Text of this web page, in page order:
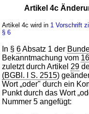
Artikel 4c
Artikel 4c wird in 1 Vorschrift
§ 6
In §6Absatz 1 der
Bekanntmachung vom
zuletzt durch Artikel 29
(BGBl. I S. 2515)
Wort „oder" durch ein
Punkt durch das Wort
Nummer 5 angefügt: